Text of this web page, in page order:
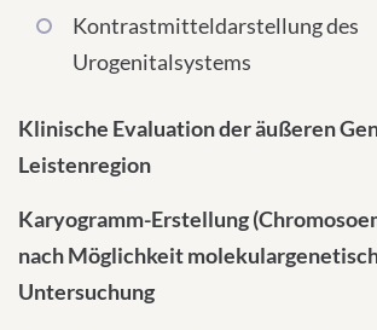
Kontrastmitteldarstellung des
Urogenitalsystems
Klinische Evaluation der äußeren
Leistenregion
Karyogramm-Erstellung
nach Möglichkeit
Untersuchung